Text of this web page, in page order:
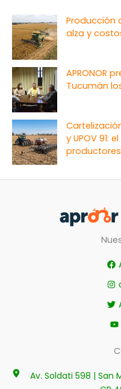
Producción
alza y
APRONOR
Tucumán
y UPOV 91:
productores
Av. Soldati 598 |